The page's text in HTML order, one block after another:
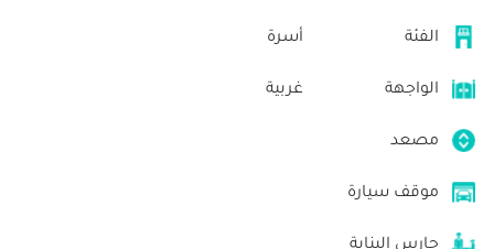
الفئة أسرة
الواجهة غربية
مصعد
موقف سيارة
حارس البناية